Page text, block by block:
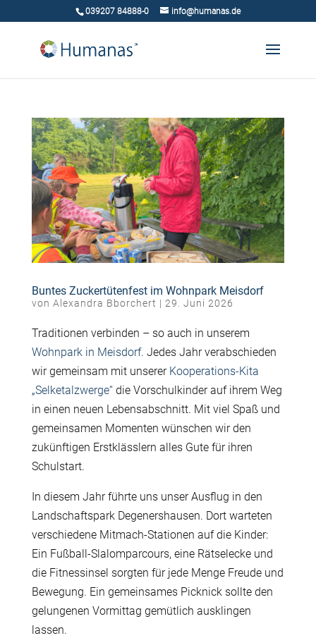
039207 84888-0 info@humanas.de
Buntes Zuckertütenfest im Wohnpark Meisdorf
von Alexandra Bborchert | 29. Juni 2026
Traditionen verbinden – so auch in unserem
Wohnpark in Meisdorf. Jedes Jahr verabschieden
wir gemeinsam mit unserer Kooperations-Kita
„Selketalzwerge“die Vorschulkinder auf ihrem Weg
in einen neuen Lebensabschnitt. Mit viel Spaß und
gemeinsamen Momenten wünschen wir den
zukünftigen Erstklässlern alles Gute für ihren
Schulstart.
In diesem Jahr führte uns unser Ausflug in den
Landschaftspark Degenershausen. Dort warteten
verschiedene Mitmach-Stationen auf die Kinder:
Ein Fußball-Slalomparcours, eine Rätselecke und
die Fitnessinsel sorgten für jede Menge Freude und
Bewegung. Ein gemeinsames Picknick sollte den
gelungenen Vormittag gemütlich ausklingen
lassen.